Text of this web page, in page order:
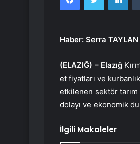
Haber: Serra TAYLAN
(ELAZIĞ) – Elazığ
et fiyatları ve
etkilenen sektör tarım
dolayı ve ekonomik
İlgili Makaleler